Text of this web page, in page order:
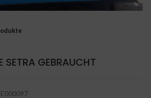
SETRA GEBRAUCHT